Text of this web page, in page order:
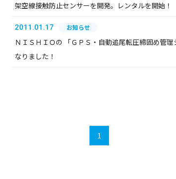
架空線接触防止センサーを開発。レンタルを開始！
2011.01.17 お知らせ
ＮＩＳＨＩＯの 「ＧＰＳ・自動追尾転圧締固め管
なりました！
1